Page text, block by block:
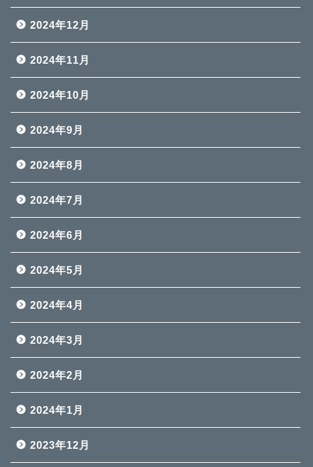
2024年12月
2024年11月
2024年10月
2024年9月
2024年8月
2024年7月
2024年6月
2024年5月
2024年4月
2024年3月
2024年2月
2024年1月
2023年12月